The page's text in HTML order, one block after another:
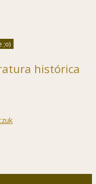
histórica